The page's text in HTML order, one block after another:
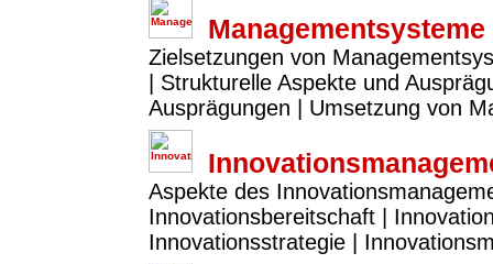
Managementsysteme
Zielsetzungen von
| Strukturelle Aspekte und
Ausprägungen | Umsetzung von
Aspekte des
Innovationsbereitschaft |
Innovationsstrategie |